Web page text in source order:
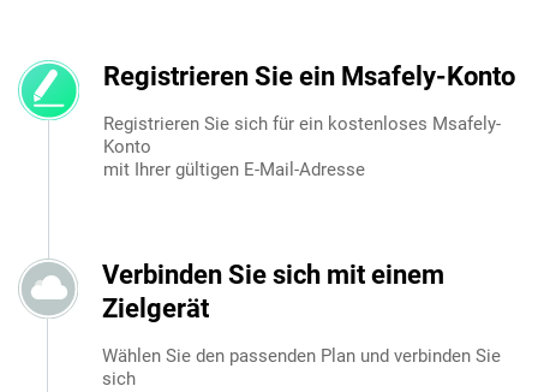
Registrieren Sie ein Msafely-Konto
Registrieren Sie sich für ein kostenloses Msafely-
Konto
mit Ihrer gültigen E-Mail-Adresse
Verbinden Sie sich mit einem
Zielgerät
Wählen Sie den passenden Plan und verbinden Sie
sich